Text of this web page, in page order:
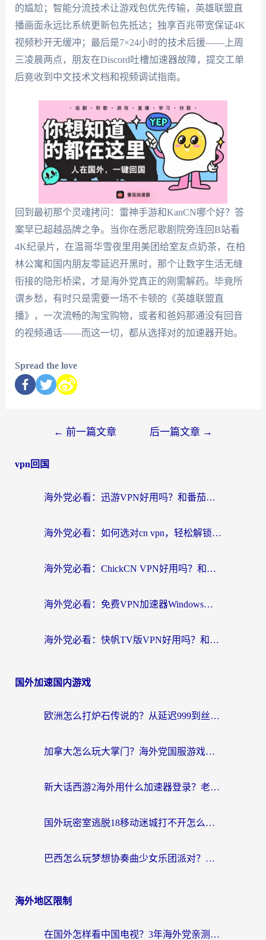
的尴尬；智能分流技术让游戏包优先传输，英雄联盟直
播画面永远比系统更新包先抵达；独享百兆带宽保证4K
视频秒开无缓冲；最后是7×24小时的技术后援——上周
三凌晨两点，朋友在Discord吐槽加速器故障，提交工单
后竟收到中文技术文档和视频调试指南。
回到最初那个灵魂拷问：雷神手游和KanCN哪个好？答
案早已超越品牌之争。当你在悉尼歌剧院旁连回B站看
4K纪录片，在温哥华雪夜里用美团给室友点奶茶，在柏
林公寓和国内朋友零延迟开黑时，那个让数字生活无缝
衔接的隐形桥梁，才是海外党真正的刚需解药。毕竟所
谓乡愁，有时只是需要一场不卡顿的《英雄联盟直
播》，一次流畅的淘宝购物，或者和爸妈那通没有回音
的视频通话——而这一切，都从选择对的加速器开始。
Spread the love
← 前一篇文章 后一篇文章 →
vpn回国
海外党必看：迅游VPN好用吗？和番茄加速器VPN对比哪个回国效果更好？
海外党必看：如何选对cn vpn，轻松解锁国内影音游戏？
海外党必看：ChickCN VPN好用吗？和星河VPN对比哪个回国效果更好？附真实体验+避坑指南
海外党必看：免费VPN加速器Windows版怎么选？附真实测评与无缝访问国内资源指南
海外党必看：快帆TV版VPN好用吗？和hi龟龟VPN对比哪个回国效果更好？附免费加速器选择指南
国外加速国内游戏
欧洲怎么打炉石传说的？从延迟999到丝滑上分，我找到了靠谱加速器
加拿大怎么玩大掌门？海外党国服游戏加速避坑指南（附实用工具推荐）
新大话西游2海外用什么加速器登录？老玩家亲测有效的国服游戏加速指南
国外玩密室逃脱18移动迷城打不开怎么办？海外玩家亲测有效的解决指南
巴西怎么玩梦想协奏曲少女乐团派对？海外党必看的国服游戏加速全攻略（附波兰天涯明月刀实用技巧）
海外地区限制
在国外怎样看中国电视？3年海外党亲测有效的追剧加速器指南